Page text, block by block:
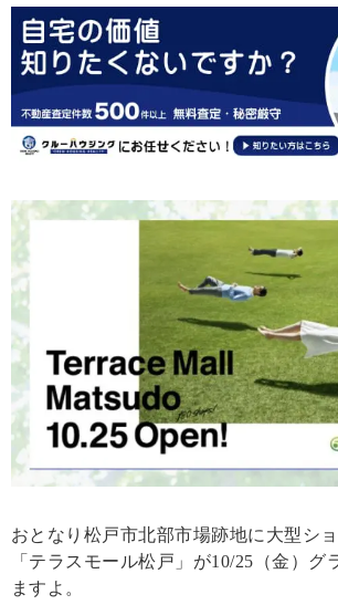
おとなり松戸市北部市場跡地に大型シ
「テラスモール松戸」が10/25（金）グ
ますよ。